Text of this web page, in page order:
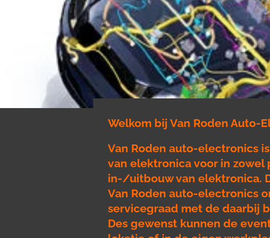
Welkom bij Van Roden Auto-
Van Roden auto-electronics
van elektronica voor in
in-/uitbouw van elektronica.
Van Roden auto-electronics
servicegraad met de daarbij
Des gewenst kunnen de